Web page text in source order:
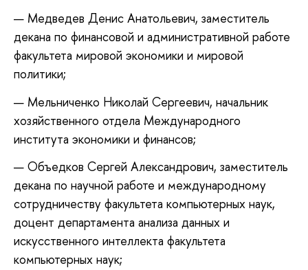
Медведев Денис Анатольевич, заместитель
декана по финансовой и административной работе
факультета мировой экономики и мировой
политики;
Мельниченко Николай Сергеевич, начальник
хозяйственного отдела Международного
института экономики и финансов;
Объедков Сергей Александрович, заместитель
декана по научной работе и международному
сотрудничеству факультета компьютерных наук,
доцент департамента анализа данных и
искусственного интеллекта факультета
компьютерных наук;